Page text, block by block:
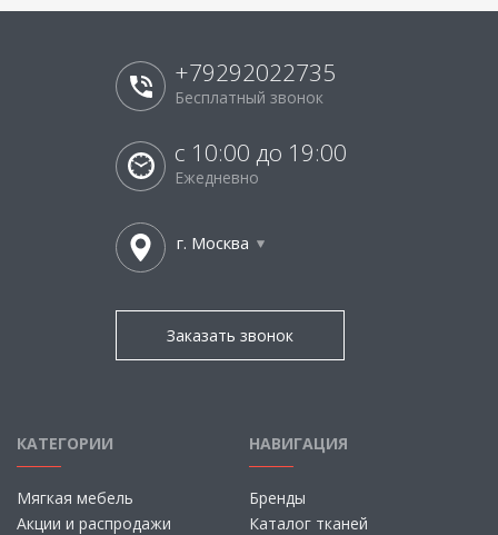
+79292022735
Бесплатный звонок
с 10:00 до 19:00
Ежедневно
г. Москва
Заказать звонок
КАТЕГОРИИ
Мягкая мебель
Акции и распродажи
НАВИГАЦИЯ
Бренды
Каталог тканей